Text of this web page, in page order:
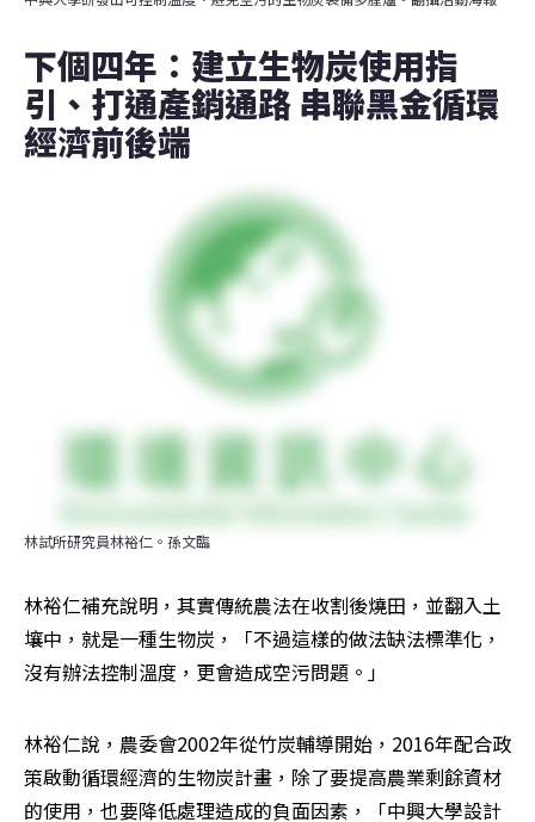
下個四年：建立生物炭使用指
引、打通產銷通路 串聯黑金循環
經濟前後端
林試所研究員林裕仁。孫文臨
林裕仁補充說明，其實傳統農法在收割後燒田，並翻入土
壤中，就是一種生物炭，「不過這樣的做法缺法標準化，
沒有辦法控制溫度，更會造成空污問題。」
林裕仁說，農委會2002年從竹炭輔導開始，2016年配合政
策啟動循環經濟的生物炭計畫，除了要提高農業剩餘資材
的使用，也要降低處理造成的負面因素，「中興大學設計